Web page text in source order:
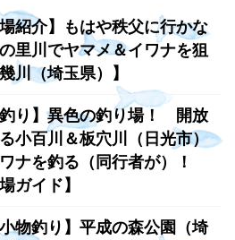
場紹介】もはや秩父に行かな
里川でヤマメ＆イワナを狙
川（埼玉県）】
り】異色の釣り場！ 開放
小百川＆板穴川（日光市）
ナを釣る（同行者が）！
ガイド】
小物釣り】平成の森公園（埼